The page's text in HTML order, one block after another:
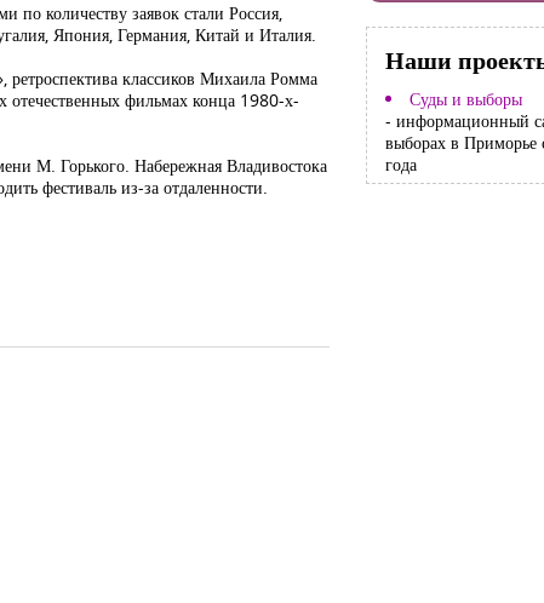
по количеству заявок стали Россия,
Япония, Германия, Китай и Италия.
ретроспектива классиков Михаила Ромма
отечественных фильмах конца 1980-х-
М. Горького. Набережная Владивостока
фестиваль из-за отдаленности.
Наши
Суды и выборы
- информационный
выборах в Приморье
года